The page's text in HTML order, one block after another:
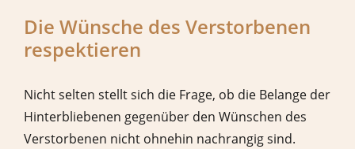
Die Wünsche des Verstorbenen
respektieren
Nicht selten stellt sich die Frage, ob die Belange der
Hinterbliebenen gegenüber den Wünschen des
Verstorbenen nicht ohnehin nachrangig sind.